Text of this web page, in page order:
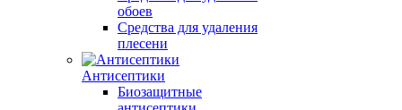
обоев
Средства для удаления
плесени
Антисептики
Биозащитные